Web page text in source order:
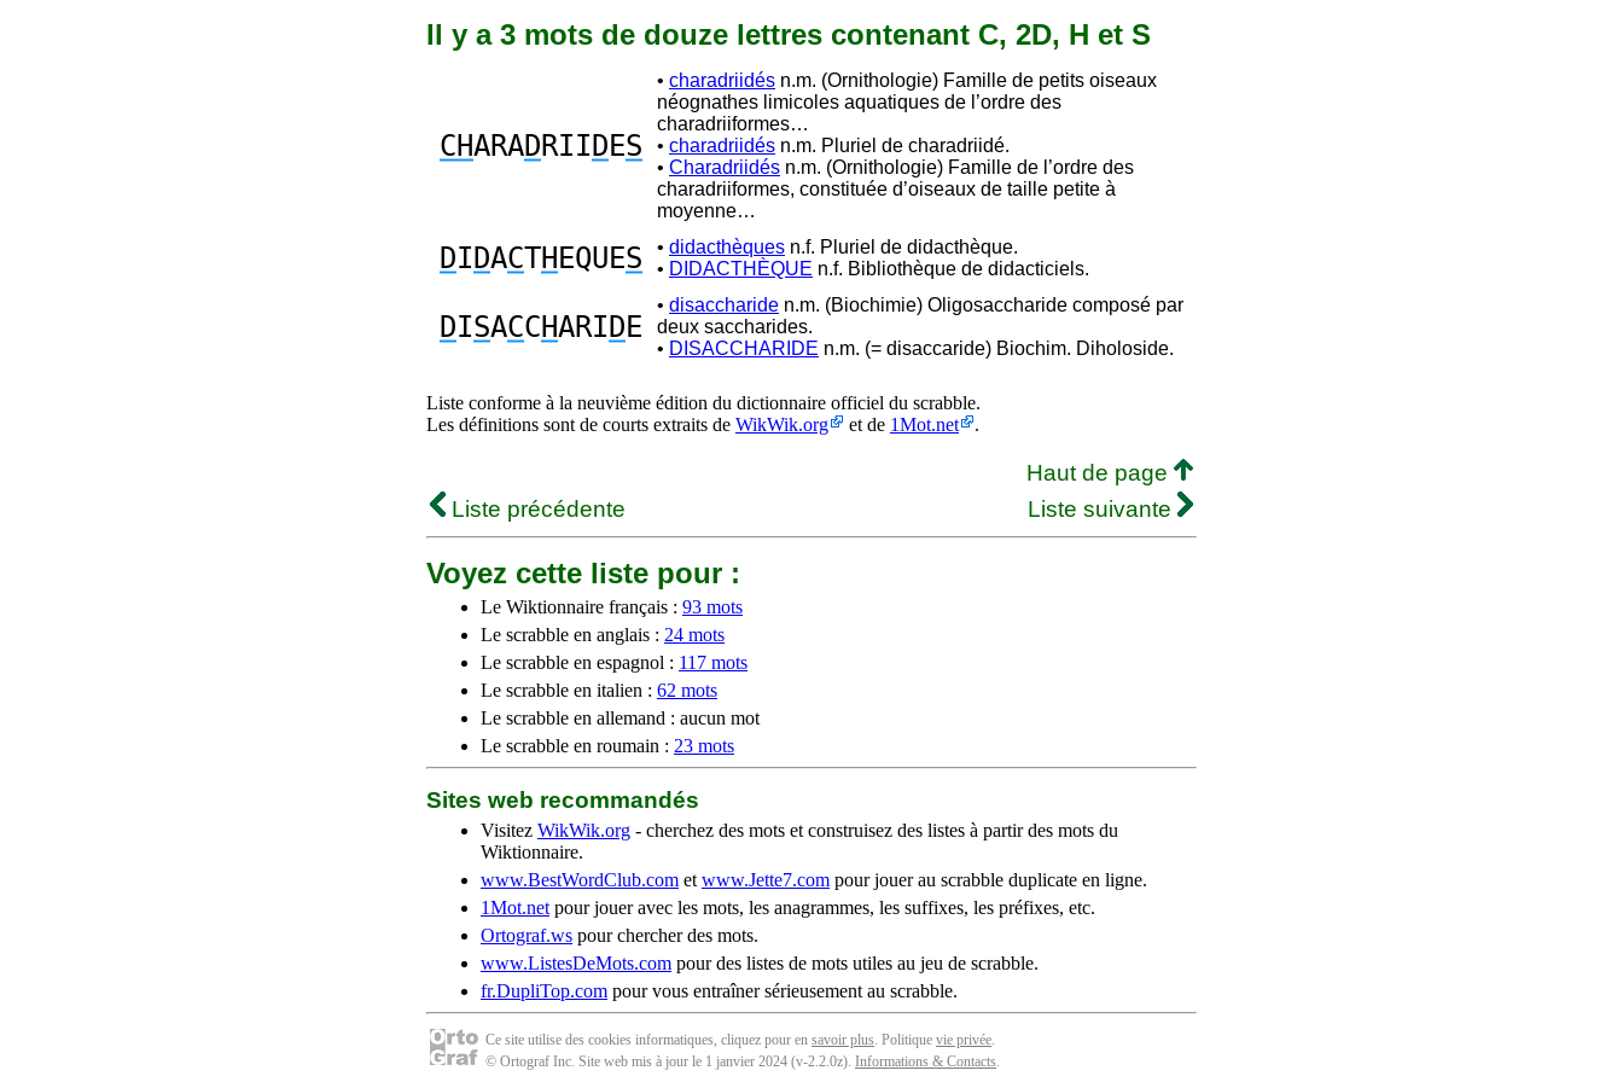
Il y a 3 mots de douze lettres contenant C, 2D, H et S
CHARADRII DES
• charadriidés n.m. (Ornithologie) Famille de petits oiseaux
néognathes limicoles aquatiques de l’ordre des
charadriiformes…
• charadriidés n.m. Pluriel de charadriidé.
• Charadriidés n.m. (Ornithologie) Famille de l’ordre des
charadriiformes, constituée d’oiseaux de taille petite à
moyenne…
DI DACTH EQUES • didacthèques n.f. Pluriel de didacthèque.
• DIDACTHÈQUE n.f. Bibliothèque de didacticiels.
DISACCHARI DE
• disaccharide n.m. (Biochimie) Oligosaccharide composé par
deux saccharides.
• DISACCHARIDE n.m. (= disaccaride) Biochim. Diholoside.
Liste conforme à la neuvième édition du dictionnaire officiel du scrabble.
Les définitions sont de courts extraits de WikWik.org et de 1Mot.net .
Haut de page
Liste précédente
Liste suivante
Voyez cette liste pour :
Le Wiktionnaire français : 93 mots
Le scrabble en anglais : 24 mots
Le scrabble en espagnol : 117 mots
Le scrabble en italien : 62 mots
Le scrabble en allemand : aucun mot
Le scrabble en roumain : 23 mots
Sites web recommandés
Visitez WikWik.org - cherchez des mots et construisez des listes à partir des mots du
Wiktionnaire.
www.BestWordClub.com et www.Jette7.com pour jouer au scrabble duplicate en ligne.
1Mot.net pour jouer avec les mots, les anagrammes, les suffixes, les préfixes, etc.
Ortograf.ws pour chercher des mots.
www.ListesDeMots.com pour des listes de mots utiles au jeu de scrabble.
fr.DupliTop.com pour vous entraîner sérieusement au scrabble.
Ce site utilise des cookies informatiques, cliquez pour en savoir plus. Politique vie privée.
© Ortograf Inc. Site web mis à jour le 1 janvier 2024 (v-2.2.0z). Informations & Contacts.